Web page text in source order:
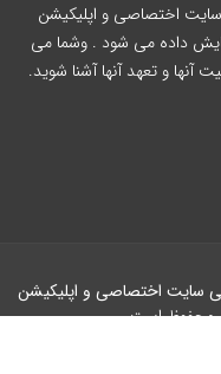
سایت اختصاصی و اپلیکیشن
داده می شود . وشما می
آنها و تعهد آنها آشنا شوید.
سایت اختصاصی و اپلیکیشن
محفوظ است.